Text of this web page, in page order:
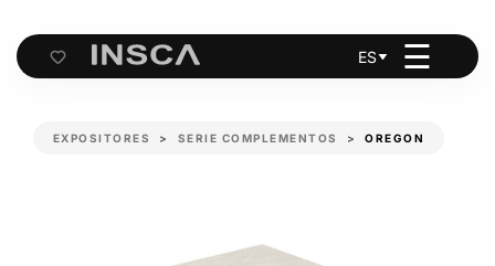
Cart
ES ☰
EXPOSITORES SERIE COMPLEMENTOS OREGON